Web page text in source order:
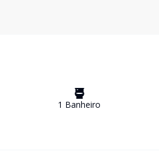
1 Banheiro